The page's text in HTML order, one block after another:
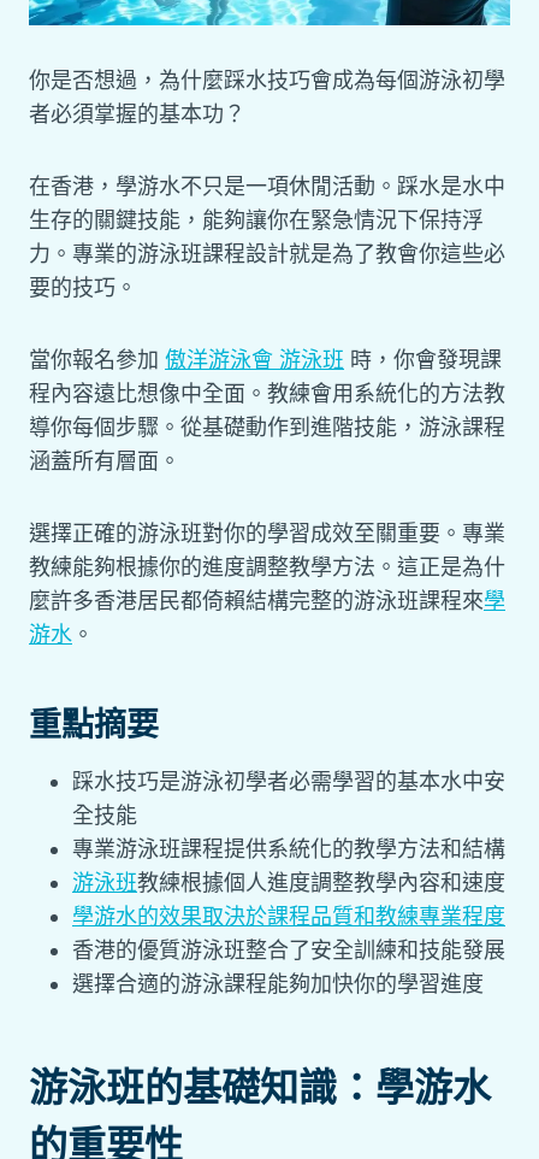
你是否想過，為什麼踩水技巧會成為每個游泳初學
者必須掌握的基本功？
在香港，學游水不只是一項休閒活動。踩水是水中
生存的關鍵技能，能夠讓你在緊急情況下保持浮
力。專業的游泳班課程設計就是為了教會你這些必
要的技巧。
當你報名參加 傲洋游泳會 游泳班 時，你會發現課
程內容遠比想像中全面。教練會用系統化的方法教
導你每個步驟。從基礎動作到進階技能，游泳課程
涵蓋所有層面。
選擇正確的游泳班對你的學習成效至關重要。專業
教練能夠根據你的進度調整教學方法。這正是為什
麼許多香港居民都倚賴結構完整的游泳班課程來學
游水 。
重點摘要
踩水技巧是游泳初學者必需學習的基本水中安
全技能
專業游泳班課程提供系統化的教學方法和結構
游泳班教練根據個人進度調整教學內容和速度
學游水的效果取決於課程品質和教練專業程度
香港的優質游泳班整合了安全訓練和技能發展
選擇合適的游泳課程能夠加快你的學習進度
游泳班的基礎知識：學游水
的重要性